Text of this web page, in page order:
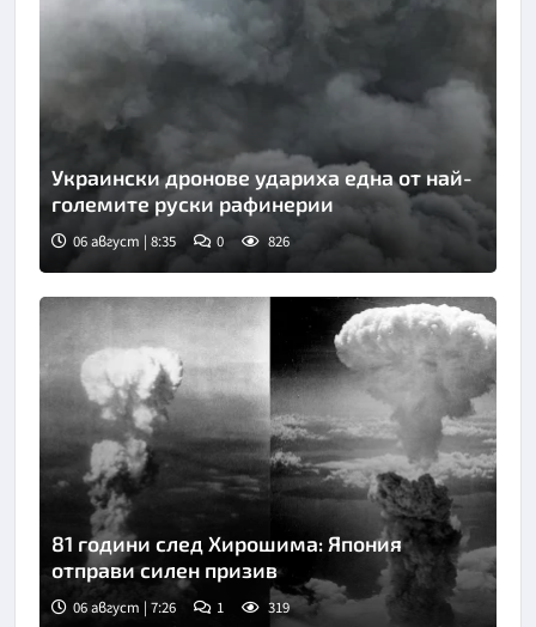
Украински дронове удариха една от най-
големите руски рафинерии
06 август | 8:35 0 826
81 години след Хирошима: Япония
отправи силен призив
06 август | 7:26 1 319